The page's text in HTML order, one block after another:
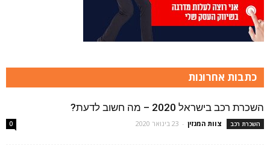
כתבות אחרונות
השכרת רכב בישראל 2020 – מה חשוב לדעת?
השכרת רכב צוות המגזין - 23 בינואר 2020 0